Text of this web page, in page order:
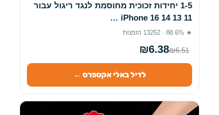
1-5 יחידות זכוכית מחוסמת לנגד ריגול עבור
iPhone 16 14 13 11 …
★ 88.6% · 13252 הזמנות
₪6.38₪6.51
לדיל באלי אקספרס ←